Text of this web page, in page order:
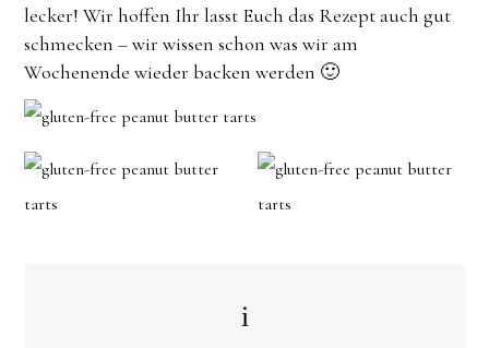
lecker! Wir hoffen Ihr lasst Euch das Rezept auch gut
schmecken – wir wissen schon was wir am
Wochenende wieder backen werden 🙂